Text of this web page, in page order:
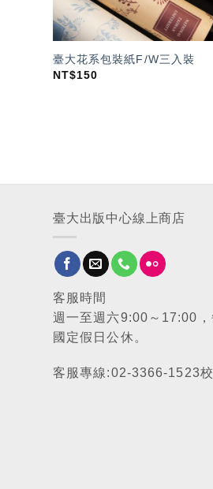
臺大花系包裝紙F/W三入裝
NT$150
臺大出版中心線上商店
客服時間
週一至週六9:00～17:00，
國定假日公休。
客服專線:02-3366-1523